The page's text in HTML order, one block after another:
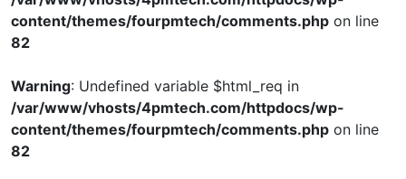
content/themes/fourpmtech/comments.php on line
82
Warning: Undefined variable $html_req in
/var/www/vhosts/4pmtech.com/httpdocs/wp-
content/themes/fourpmtech/comments.php on line
82